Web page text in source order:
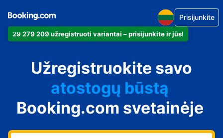
29 279 209 užregistruoti variantai – prisijunkite ir jūs!
Prisijunkite
Užregistruokite savo
apartamentus
viešbutį
atostogų būstą
svečių namus
nakvynės su pusryčiais
Booking.com svetainėje